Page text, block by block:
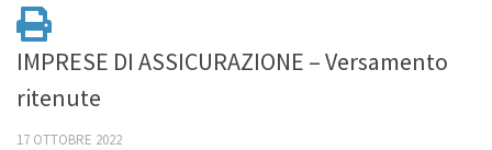
IMPRESE DI ASSICURAZIONE – Versamento
ritenute
17 OTTOBRE 2022